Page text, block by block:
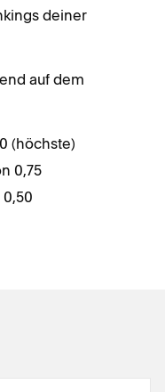
deiner
auf dem
(höchste)
0,75